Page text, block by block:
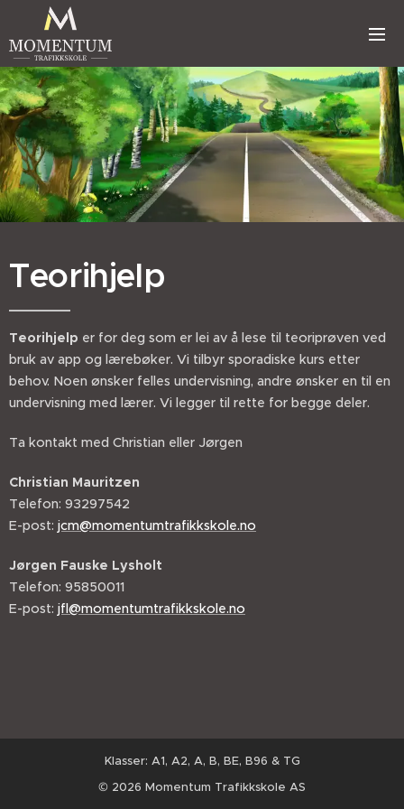
Teorihjelp
Teorihjelp er for deg som er lei av å lese til teoriprøven ved
bruk av app og lærebøker. Vi tilbyr sporadiske kurs etter
behov. Noen ønsker felles undervisning, andre ønsker en til en
undervisning med lærer. Vi legger til rette for begge deler.
Ta kontakt med Christian eller Jørgen
Christian Mauritzen
Telefon: 93297542
E-post: jcm@momentumtrafikkskole.no
Jørgen Fauske Lysholt
Telefon: 95850011
E-post: jfl@momentumtrafikkskole.no
Klasser: A1, A2, A, B, BE, B96 & TG
© 2026 Momentum Trafikkskole AS